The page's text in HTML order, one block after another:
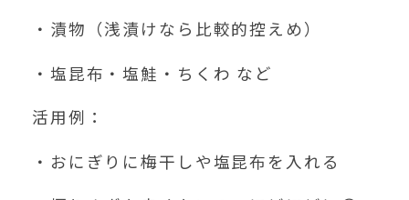
・漬物（浅漬けなら比較的控えめ）
・塩昆布・塩鮭・ちくわ など
活用例：
・おにぎりに梅干しや塩昆布を入れる